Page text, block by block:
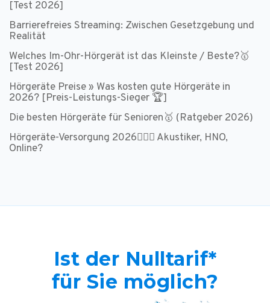
[Test 2026]
Barrierefreies Streaming: Zwischen Gesetzgebung und
Realität
Welches Im-Ohr-Hörgerät ist das Kleinste / Beste?🥇
[Test 2026]
Hörgeräte Preise » Was kosten gute Hörgeräte in
2026? [Preis-Leistungs-Sieger 🏆]
Die besten Hörgeräte für Senioren🥇 (Ratgeber 2026)
Hörgeräte-Versorgung 2026👩🏻‍⚕️ Akustiker, HNO,
Online?
Ist der Nulltarif*
für Sie möglich?